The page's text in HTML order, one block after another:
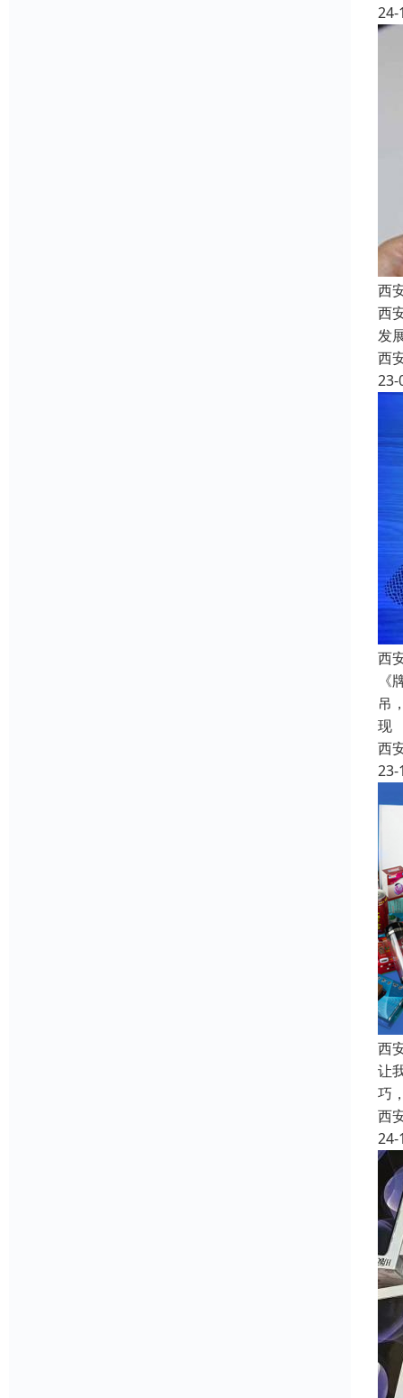
24-
西
西
发
西
23-
西
吊
现
西
23-
西
让
巧
西
24-